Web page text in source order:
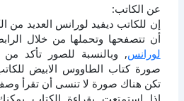
عن الكاتب:
إن للكاتب ديفيد لورانس العديد من
أن تتصفحها وتحملها من خلال
لورانس, وبالنسبة للصور تأكد
صورة كتاب الطاووس الابيض
تكن هناك صورة لا تنسى أن تقرأ
إذا إستمتعت بقراءة الكتاب